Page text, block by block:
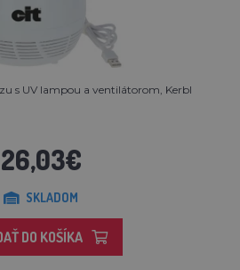
s UV lampou a ventilátorom, Kerbl
26,03€
SKLADOM
DO KOŠÍKA